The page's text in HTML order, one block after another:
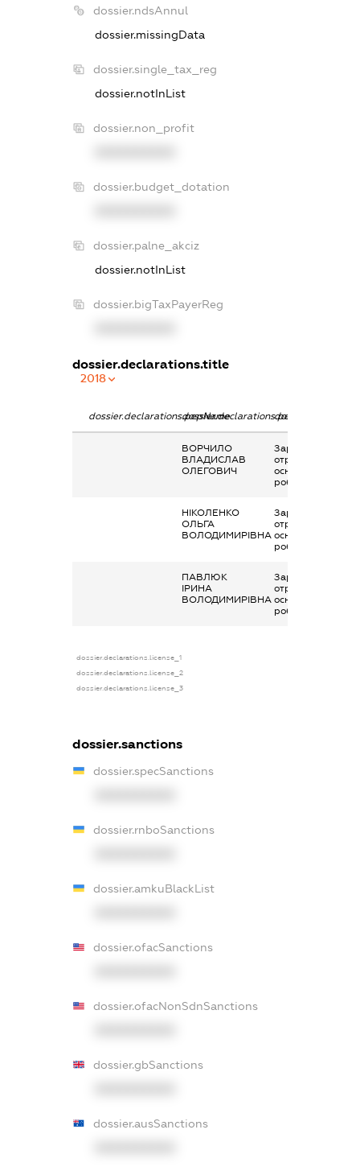
dossier.ndsAnnul
dossier.missingData
dossier.single_tax_reg
dossier.notInList
dossier.non_profit
dossier.budget_dotation
dossier.palne_akciz
dossier.notInList
dossier.bigTaxPayerReg
dossier.declarations.title
2018
dossier.declarations.pepNamedossier.declarations.personName
ВОРЧИЛО
ВЛАДИСЛАВ
ОЛЕГОВИЧ
Заробітна плата
отримана за
основним місцем
роботи
НІКОЛЕНКО
ОЛЬГА
ВОЛОДИМИРІВНА
Заробітна плата
отримана за
основним місцем
роботи
ПАВЛЮК
ІРИНА
ВОЛОДИМИРІВНА
Заробітна плата
отримана за
основним місцем
роботи
dossier.declarations.license_1
dossier.declarations.license_2
dossier.declarations.license_3
dossier.sanctions
dossier.specSanctions
dossier.rnboSanctions
dossier.amkuBlackList
dossier.ofacSanctions
dossier.ofacNonSdnSanctions
dossier.gbSanctions
dossier.ausSanctions